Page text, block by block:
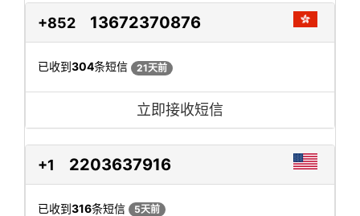
+852 13672370876
已收到304条短信 21天前
立即接收短信
+1 2203637916
已收到316条短信 5天前